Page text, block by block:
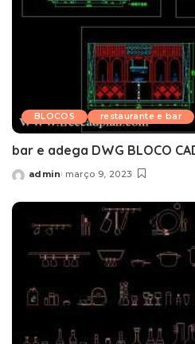
BLOCOS restaurante e bar
bar e adega DWG BLOCO
Posted
admin março 9, 2023